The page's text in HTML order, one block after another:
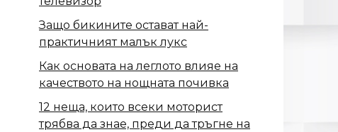
Защо бикините остават най-
практичният малък лукс
Как основата на леглото влияе на
качеството на нощната почивка
12 неща, които всеки моторист
трябва да знае, преди да тръгне на